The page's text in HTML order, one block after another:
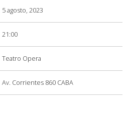
5 agosto, 2023
21:00
Teatro Opera
Av. Corrientes 860 CABA